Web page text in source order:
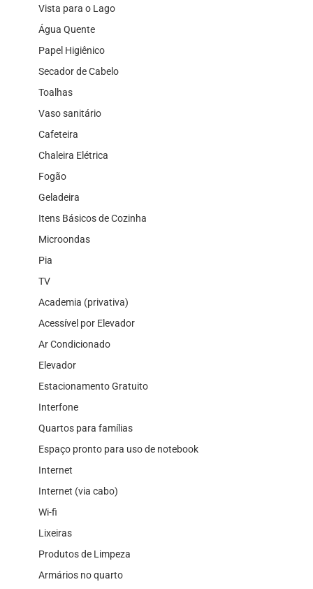
Vista para o Lago
Água Quente
Papel Higiênico
Secador de Cabelo
Toalhas
Vaso sanitário
Cafeteira
Chaleira Elétrica
Fogão
Geladeira
Itens Básicos de Cozinha
Microondas
Pia
TV
Academia (privativa)
Acessível por Elevador
Ar Condicionado
Elevador
Estacionamento Gratuito
Interfone
Quartos para famílias
Espaço pronto para uso de notebook
Internet
Internet (via cabo)
Wi-fi
Lixeiras
Produtos de Limpeza
Armários no quarto